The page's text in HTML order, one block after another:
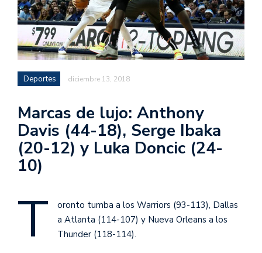
Deportes diciembre 13, 2018
Marcas de lujo: Anthony
Davis (44-18), Serge Ibaka
(20-12) y Luka Doncic (24-
10)
T
oronto tumba a los Warriors (93-113), Dallas
a Atlanta (114-107) y Nueva Orleans a los
Thunder (118-114).